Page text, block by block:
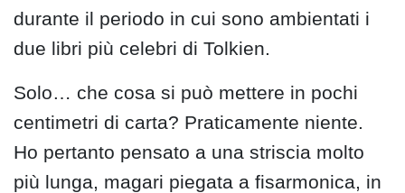
durante il periodo in cui sono ambientati i
due libri più celebri di Tolkien.
Solo… che cosa si può mettere in pochi
centimetri di carta? Praticamente niente.
Ho pertanto pensato a una striscia molto
più lunga, magari piegata a fisarmonica, in